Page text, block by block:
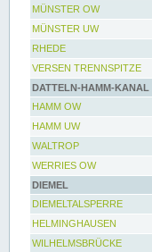
MÜNSTER OW
MÜNSTER UW
RHEDE
VERSEN TRENNSPITZE
DATTELN-HAMM-KANAL
HAMM OW
HAMM UW
WALTROP
WERRIES OW
DIEMEL
DIEMELTALSPERRE
HELMINGHAUSEN
WILHELMSBRÜCKE